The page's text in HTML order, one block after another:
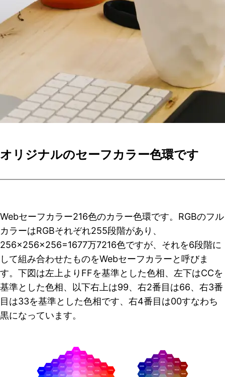
オリジナルのセーフカラー色環です
Webセーフカラー216色のカラー色環です。RGBのフル
カラーはRGBそれぞれ255段階があり、
256×256×256=1677万7216色ですが、それを6段階に
して組み合わせたものをWebセーフカラーと呼びま
す。下図は左上よりFFを基準とした色相、左下はCCを
基準とした色相、以下右上は99、右2番目は66、右3番
目は33を基準とした色相です、右4番目は00すなわち
黒になっています。